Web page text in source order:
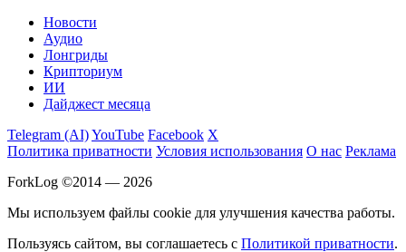
Новости
Аудио
Лонгриды
Крипториум
ИИ
Дайджест месяца
Telegram (AI)YouTube Facebook X
Политика приватности Условия использования О нас Реклама
ForkLog ©2014 — 2026
Мы используем файлы cookie для улучшения качества работы.
Пользуясь сайтом, вы соглашаетесь с Политикой приватности.